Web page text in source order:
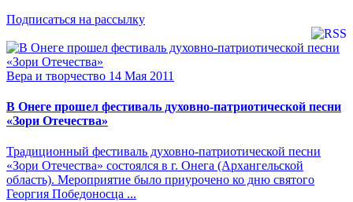
Подписаться на рассылку
Вера и творчество 14 Мая 2011
В Онеге прошел фестиваль духовно-патриотической песни
«Зори Отечества»
Традиционный фестиваль духовно-патриотической песни
«Зори Отечества» состоялся в г. Онега (Архангельской
область). Мероприятие было приурочено ко дню святого
Георгия Победоносца ...